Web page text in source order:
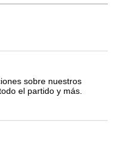
sobre nuestros
el partido y más.